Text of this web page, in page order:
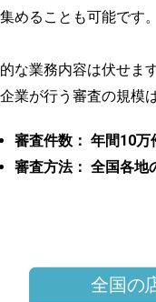
めることも可能です。
な業務内容は伏せま
業が行う審査の規模
審査件数： 年間10万
審査方法： 全国各地